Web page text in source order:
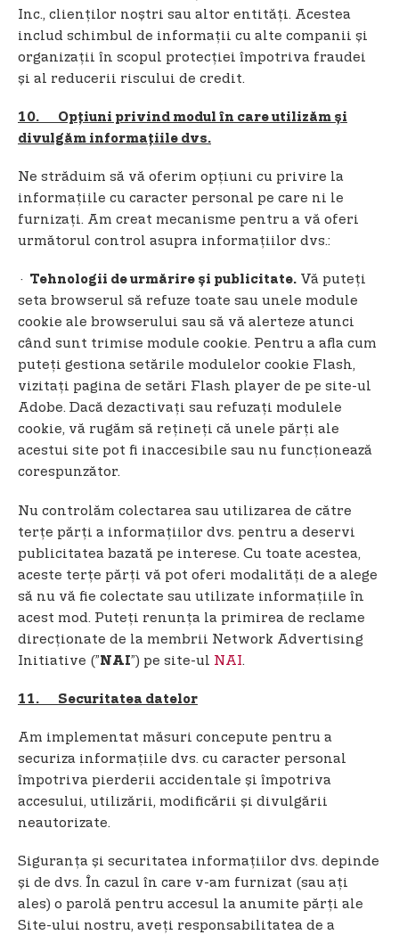
Inc., clienților noștri sau altor entități. Acestea
includ schimbul de informații cu alte companii și
organizații în scopul protecției împotriva fraudei
și al reducerii riscului de credit.
10. Opțiuni privind modul în care utilizăm și
divulgăm informațiile dvs.
Ne străduim să vă oferim opțiuni cu privire la
informațiile cu caracter personal pe care ni le
furnizați. Am creat mecanisme pentru a vă oferi
următorul control asupra informațiilor dvs.:
· Tehnologii de urmărire și publicitate. Vă puteți
seta browserul să refuze toate sau unele module
cookie ale browserului sau să vă alerteze atunci
când sunt trimise module cookie. Pentru a afla cum
puteți gestiona setările modulelor cookie Flash,
vizitați pagina de setări Flash player de pe site-ul
Adobe. Dacă dezactivați sau refuzați modulele
cookie, vă rugăm să rețineți că unele părți ale
acestui site pot fi inaccesibile sau nu funcționează
corespunzător.
Nu controlăm colectarea sau utilizarea de către
terțe părți a informațiilor dvs. pentru a deservi
publicitatea bazată pe interese. Cu toate acestea,
aceste terțe părți vă pot oferi modalități de a alege
să nu vă fie colectate sau utilizate informațiile în
acest mod. Puteţi renunţa la primirea de reclame
direcţionate de la membrii Network Advertising
Initiative (”NAI”) pe site-ul NAI.
11. Securitatea datelor
Am implementat măsuri concepute pentru a
securiza informațiile dvs. cu caracter personal
împotriva pierderii accidentale și împotriva
accesului, utilizării, modificării și divulgării
neautorizate.
Siguranța și securitatea informațiilor dvs. depinde
și de dvs. În cazul în care v-am furnizat (sau ați
ales) o parolă pentru accesul la anumite părți ale
Site-ului nostru, aveți responsabilitatea de a